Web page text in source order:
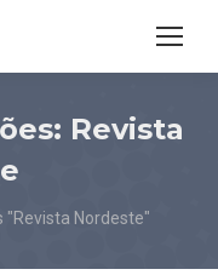
Revista
"Revista Nordeste"